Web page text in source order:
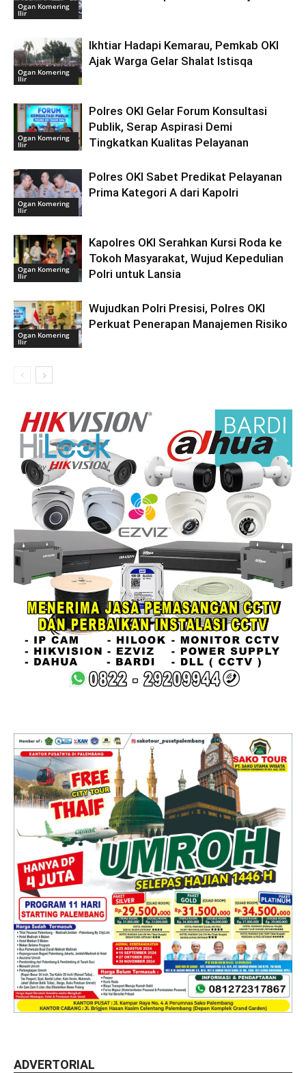
Ogan Komering
Ilir
Ogan Komering
Ilir
Ikhtiar Hadapi Kemarau, Pemkab OKI
Ajak Warga Gelar Shalat Istisqa
Ogan Komering
Ilir
Polres OKI Gelar Forum Konsultasi
Publik, Serap Aspirasi Demi
Tingkatkan Kualitas Pelayanan
Ogan Komering
Ilir
Polres OKI Sabet Predikat Pelayanan
Prima Kategori A dari Kapolri
Ogan Komering
Ilir
Kapolres OKI Serahkan Kursi Roda ke
Tokoh Masyarakat, Wujud Kepedulian
Polri untuk Lansia
Ogan Komering
Ilir
Wujudkan Polri Presisi, Polres OKI
Perkuat Penerapan Manajemen Risiko
ADVERTORIAL